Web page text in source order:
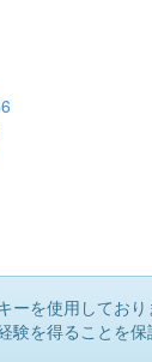
ーを使用してお
験を得ることを